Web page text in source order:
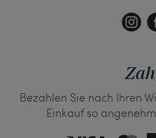
Bezahlen Sie nach Ihren
Einkauf so